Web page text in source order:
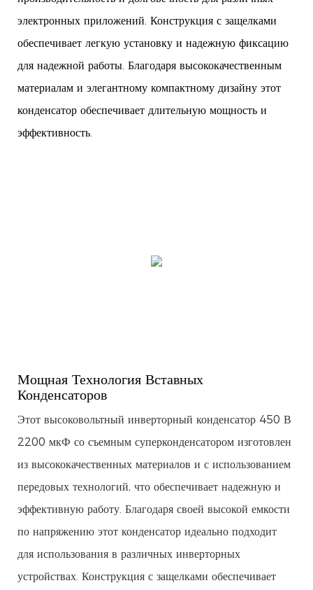
электронных приложений. Конструкция с защелками
обеспечивает легкую установку и надежную фиксацию
для надежной работы. Благодаря высококачественным
материалам и элегантному компактному дизайну этот
конденсатор обеспечивает длительную мощность и
эффективность.
Мощная Технология Вставных
Конденсаторов
Этот высоковольтный инверторный конденсатор 450 В
2200 мкФ со съемным суперконденсатором изготовлен
из высококачественных материалов и с использованием
передовых технологий, что обеспечивает надежную и
эффективную работу. Благодаря своей высокой емкости
по напряжению этот конденсатор идеально подходит
для использования в различных инверторных
устройствах. Конструкция с защелками обеспечивает